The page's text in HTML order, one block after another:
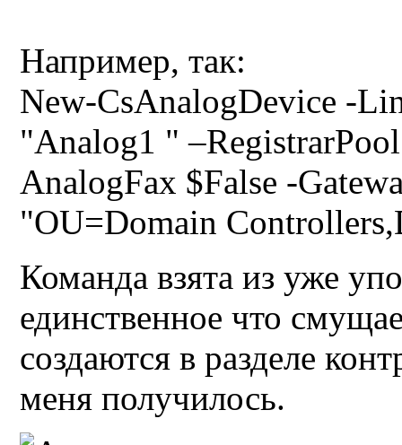
Например, так:
New-CsAnalogDevice -
"Analog1 "
AnalogFax $False -
"OU=Domain
Команда взята из уже
единственное что
создаются в разделе
меня получилось.